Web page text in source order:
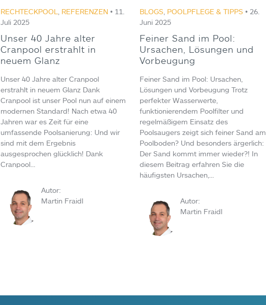
RECHTECKPOOL REFERENZEN • 11.
Juli 2025
Unser 40 Jahre alter
Cranpool erstrahlt in
neuem Glanz
Unser 40 Jahre alter Cranpool
erstrahlt in neuem Glanz Dank
Cranpool ist unser Pool nun auf einem
modernen Standard! Nach etwa 40
Jahren war es Zeit für eine
umfassende Poolsanierung: Und wir
sind mit dem Ergebnis
ausgesprochen glücklich! Dank
Cranpool…
Autor:
Martin Fraidl
BLOGS POOLPFLEGE & TIPPS • 26.
Juni 2025
Feiner Sand im Pool:
Ursachen, Lösungen und
Vorbeugung
Feiner Sand im Pool: Ursachen,
Lösungen und Vorbeugung Trotz
perfekter Wasserwerte,
funktionierendem Poolfilter und
regelmäßigem Einsatz des
Poolsaugers zeigt sich feiner Sand am
Poolboden? Und besonders ärgerlich:
Der Sand kommt immer wieder?! In
diesem Beitrag erfahren Sie die
häufigsten Ursachen,…
Autor:
Martin Fraidl